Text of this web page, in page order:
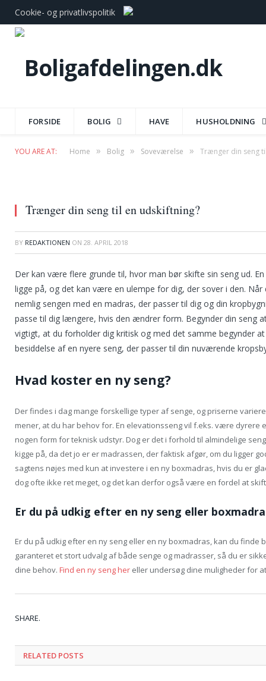
Cookie- og privatlivspolitik
FORSIDE BOLIG HAVE HUSHOLDNING
YOU ARE AT: Home » Bolig » Soveværelse » Trænger din seng
Trænger din seng til en udskiftning?
BY REDAKTIONEN ON 28. APRIL 2018
Der kan være flere grunde til, hvor man bør skifte sin seng ud.
ligge på, og det kan være en ulempe for dig, der sover i den.
nemlig sengen med en madras, der passer til dig og din
passe til dig længere, hvis den ændrer form. Begynder din seng
vigtigt, at du forholder dig kritisk og med det samme begynder
besiddelse af en nyere seng, der passer til din nuværende
Hvad koster en ny seng?
Der findes i dag mange forskellige typer af senge, og priserne
mener, at du har behov for. En elevationsseng vil f.eks. være dyrere
nogen form for teknisk udstyr. Dog er det i forhold til almindelige
kigge på, da det jo er er madrassen, der faktisk afgør, om du ligger
sagtens nøjes med kun at investere i en ny boxmadras, hvis du er
dog ofte ikke ret meget, og det kan derfor også være en fordel at
Er du på udkig efter en ny seng eller
Er du på udkig efter en ny seng eller en ny boxmadras, kan du finde
garanteret et stort udvalg af både senge og madrasser, så du er
dine behov. Find en ny seng her eller undersøg dine muligheder for
SHARE.
RELATED POSTS